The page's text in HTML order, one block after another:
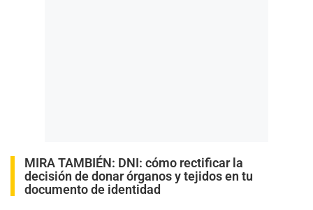
MIRA TAMBIÉN: DNI: cómo rectificar la
decisión de donar órganos y tejidos en tu
documento de identidad